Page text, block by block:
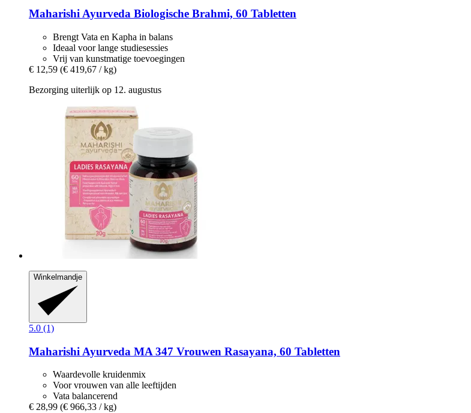
Maharishi Ayurveda Biologische Brahmi, 60 Tabletten
Brengt Vata en Kapha in balans
Ideaal voor lange studiesessies
Vrij van kunstmatige toevoegingen
€ 12,59 (€ 419,67 / kg)
Bezorging uiterlijk op 12. augustus
Winkelmandje
5.0 (1)
Maharishi Ayurveda MA 347 Vrouwen Rasayana, 60 Tabletten
Waardevolle kruidenmix
Voor vrouwen van alle leeftijden
Vata balancerend
€ 28,99 (€ 966,33 / kg)